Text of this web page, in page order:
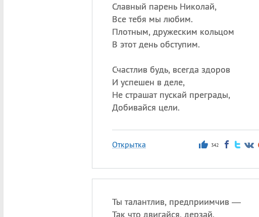
Славный парень Николай,
Все тебя мы любим.
Плотным, дружеским кольцом
В этот день обступим.
Счастлив будь, всегда здоров
И успешен в деле,
Не страшат пускай преграды,
Добивайся цели.
Открытка 342
Ты талантлив, предприимчив —
Так что двигайся, дерзай.